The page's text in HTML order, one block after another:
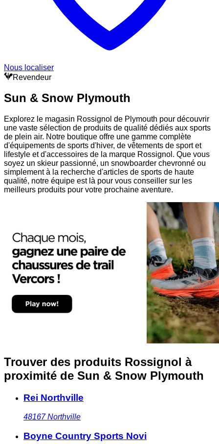
Nous localiser
Revendeur
Sun & Snow Plymouth
Explorez le magasin Rossignol de Plymouth pour découvrir
une vaste sélection de produits de qualité dédiés aux sports
de plein air. Notre boutique offre une gamme complète
d'équipements de sports d'hiver, de vêtements de sport et
lifestyle et d'accessoires de la marque Rossignol. Que vous
soyez un skieur passionné, un snowboarder chevronné ou
simplement à la recherche d'articles de sports de haute
qualité, notre équipe est là pour vous conseiller sur les
meilleurs produits pour votre prochaine aventure.
Trouver des produits Rossignol à
proximité de Sun & Snow Plymouth
Rei Northville
48167 Northville
Boyne Country Sports Novi